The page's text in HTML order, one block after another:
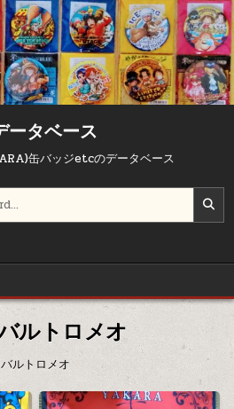
ータベース
缶バッジetcのデータベース
ルトロメオ
バルトロメオ